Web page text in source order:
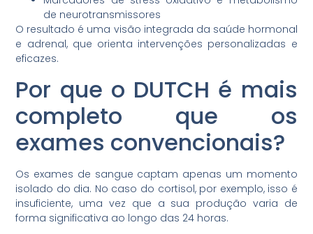
de neurotransmissores
O resultado é uma visão integrada da saúde hormonal
e adrenal, que orienta intervenções personalizadas e
eficazes.
Por que o DUTCH é mais
completo que os
exames convencionais?
Os exames de sangue captam apenas um momento
isolado do dia. No caso do cortisol, por exemplo, isso é
insuficiente, uma vez que a sua produção varia de
forma significativa ao longo das 24 horas.